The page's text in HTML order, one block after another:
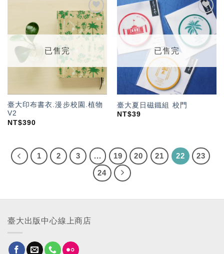
加入
「願
望輕
單」
已售完
臺大印布書衣.漫步校園.植物
V2
NT$390
加入
「願
望輕
單」
已售完
臺大夏日磁鐵組 校門
NT$39
1 2 3 ... 19 20 21 22
23
24
臺大出版中心線上商店